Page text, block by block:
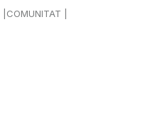
COMUNITAT